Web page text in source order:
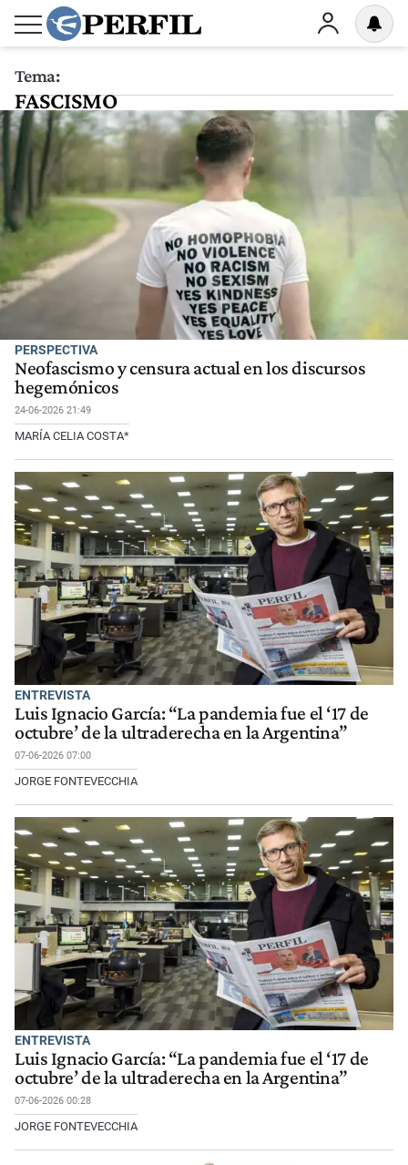
Tema:
FASCISMO
PERSPECTIVA
Neofascismo y censura actual en los discursos
hegemónicos
24-06-2026 21:49
MARÍA CELIA COSTA*
ENTREVISTA
Luis Ignacio García: “La pandemia fue el ‘17 de
octubre’ de la ultraderecha en la Argentina”
07-06-2026 07:00
JORGE FONTEVECCHIA
ENTREVISTA
Luis Ignacio García: “La pandemia fue el ‘17 de
octubre’ de la ultraderecha en la Argentina”
07-06-2026 00:28
JORGE FONTEVECCHIA